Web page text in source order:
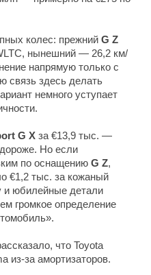
колес: прежний G Z
нынешний — 26,2 км/
напрямую только с
связь здесь делать
немного уступает
G X за €13,9 тыс. —
Но если
по оснащению G Z,
€1,2 тыс. за кожаный
и юбилейные детали
громкое определение
что Toyota
из-за амортизаторов.